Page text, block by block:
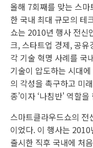
올해 7회째를 맞는 스
한 국내 최대 규모의 테
쇼는 2010년 행사 전신
크, 스타트업 경제, 공
각 기술 혁명 사례를 국
기술이 압도하는 시대
의 각성을 촉구하고 미
종’이자 ‘나침반' 역할
스마트클라우드쇼의
이었다. 이 행사는
출시한 직후 국내에 처